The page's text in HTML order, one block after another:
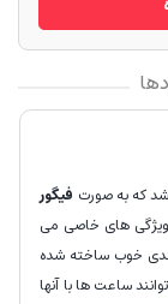
فیگور
ویژگی های خاصی می
خوب ساخته شده
ساعت ها با آنها